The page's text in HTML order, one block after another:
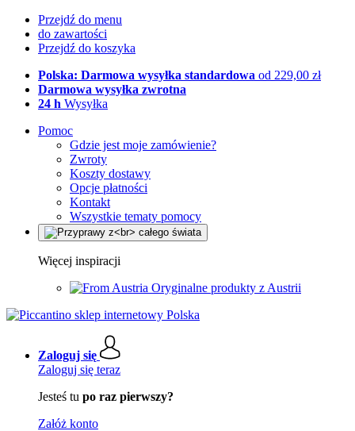
Przejdź do menu
do zawartości
Przejdź do koszyka
Polska: Darmowa wysyłka standardowa od 229,00 zł
Darmowa wysyłka zwrotna
24 h Wysyłka
Pomoc
Gdzie jest moje zamówienie?
Zwroty
Koszty dostawy
Opcje płatności
Kontakt
Wszystkie tematy pomocy
Więcej inspiracji
Oryginalne produkty z Austrii
Zaloguj się
Zaloguj się teraz
Jesteś tu po raz pierwszy?
Załóż konto